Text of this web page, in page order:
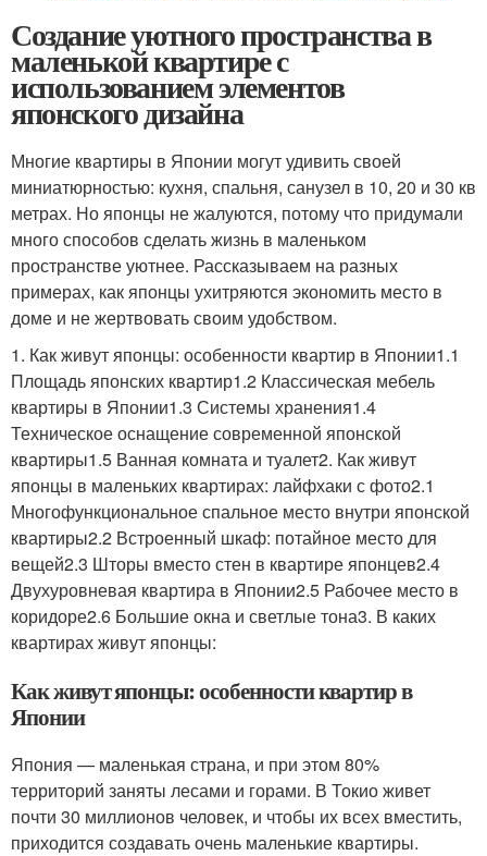
Создание уютного пространства в
маленькой квартире с
использованием элементов
японского дизайна
Многие квартиры в Японии могут удивить своей
миниатюрностью: кухня, спальня, санузел в 10, 20 и 30 кв
метрах. Но японцы не жалуются, потому что придумали
много способов сделать жизнь в маленьком
пространстве уютнее. Рассказываем на разных
примерах, как японцы ухитряются экономить место в
доме и не жертвовать своим удобством.
1. Как живут японцы: особенности квартир в Японии1.1
Площадь японских квартир1.2 Классическая мебель
квартиры в Японии1.3 Системы хранения1.4
Техническое оснащение современной японской
квартиры1.5 Ванная комната и туалет2. Как живут
японцы в маленьких квартирах: лайфхаки с фото2.1
Многофункциональное спальное место внутри японской
квартиры2.2 Встроенный шкаф: потайное место для
вещей2.3 Шторы вместо стен в квартире японцев2.4
Двухуровневая квартира в Японии2.5 Рабочее место в
коридоре2.6 Большие окна и светлые тона3. В каких
квартирах живут японцы:
Как живут японцы: особенности квартир в
Японии
Япония — маленькая страна, и при этом 80%
территорий заняты лесами и горами. В Токио живет
почти 30 миллионов человек, и чтобы их всех вместить,
приходится создавать очень маленькие квартиры.